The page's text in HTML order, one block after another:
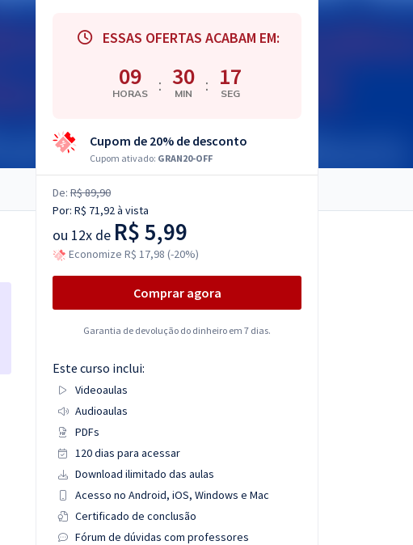
ESSAS OFERTAS ACABAM EM:
09
HORAS : 30
MIN : 16
SEG
Cupom de 20% de desconto
Cupom ativado: GRAN20-OFF
De: R$ 89,90
Por: R$ 71,92à vista
ou 12x de R$ 5,99
Economize R$ 17,98 (-20%)
Comprar agora
Garantia de devolução do dinheiro em 7 dias.
Este curso inclui:
Videoaulas
Audioaulas
PDFs
120 dias para acessar
Download ilimitado das aulas
Acesso no Android, iOS, Windows e Mac
Certificado de conclusão
Fórum de dúvidas com professores